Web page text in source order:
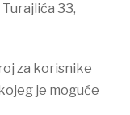
Turajlića 33,
za korisnike
je moguće